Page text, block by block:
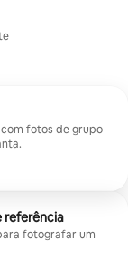
fotos de grupo
referência
fotografar um